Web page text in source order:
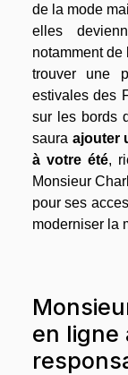
de la mode
elles
notamment
trouver une
estivales des
sur les bords
saura ajouter
à votre été,
Monsieur
pour ses
moderniser la
en ligne